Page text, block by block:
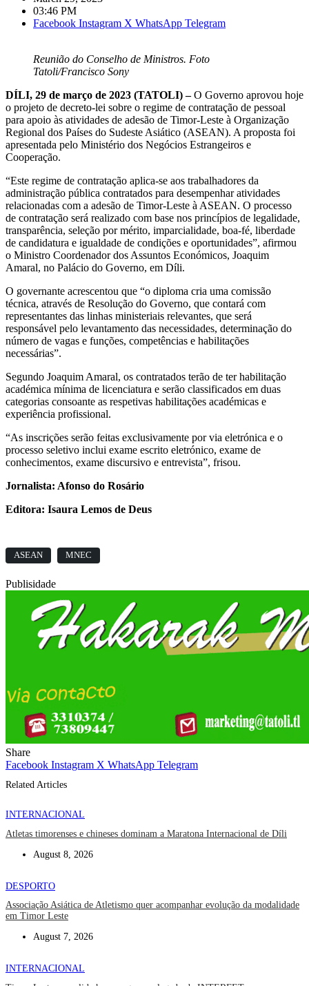
03:46 PM
Facebook Instagram X WhatsApp Telegram
Reunião do Conselho de Ministros. Foto
Tatoli/Francisco Sony
DÍLI, 29 de março de 2023 (TATOLI) –O Governo aprovou hoje
o projeto de decreto-lei sobre o regime de contratação de pessoal
para apoio às atividades de adesão de Timor-Leste à Organização
Regional dos Países do Sudeste Asiático (ASEAN). A proposta foi
apresentada pelo Ministério dos Negócios Estrangeiros e
Cooperação.
“Este regime de contratação aplica-se aos trabalhadores da
administração pública contratados para desempenhar atividades
relacionadas com a adesão de Timor-Leste à ASEAN. O processo
de contratação será realizado com base nos princípios de legalidade,
transparência, seleção por mérito, imparcialidade, boa-fé, liberdade
de candidatura e igualdade de condições e oportunidades”, afirmou
o Ministro Coordenador dos Assuntos Económicos, Joaquim
Amaral, no Palácio do Governo, em Díli.
O governante acrescentou que “o diploma cria uma comissão
técnica, através de Resolução do Governo, que contará com
representantes das linhas ministeriais relevantes, que será
responsável pelo levantamento das necessidades, determinação do
número de vagas e funções, competências e habilitações
necessárias”.
Segundo Joaquim Amaral, os contratados terão de ter habilitação
académica mínima de licenciatura e serão classificados em duas
categorias consoante as respetivas habilitações académicas e
experiência profissional.
“As inscrições serão feitas exclusivamente por via eletrónica e o
processo seletivo inclui exame escrito eletrónico, exame de
conhecimentos, exame discursivo e entrevista”, frisou.
Jornalista: Afonso do Rosário
Editora: Isaura Lemos de Deus
ASEAN MNEC
Publisidade
Share
Facebook Instagram X WhatsApp Telegram
Related Articles
INTERNACIONAL
Atletas timorenses e chineses dominam a Maratona Internacional de Díli
August 8, 2026
DESPORTO
Associação Asiática de Atletismo quer acompanhar evolução da modalidade
em Timor Leste
August 7, 2026
INTERNACIONAL